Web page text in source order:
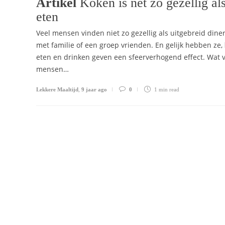
Artikel Koken is net zo gezellig
eten
Veel mensen vinden niet zo gezellig als uitgebreid
met familie of een groep vrienden. En gelijk hebben ze,
eten en drinken geven een sfeerverhogend effect. Wat
mensen…
Lekkere Maaltijd 9 jaar ago 0 1 min read